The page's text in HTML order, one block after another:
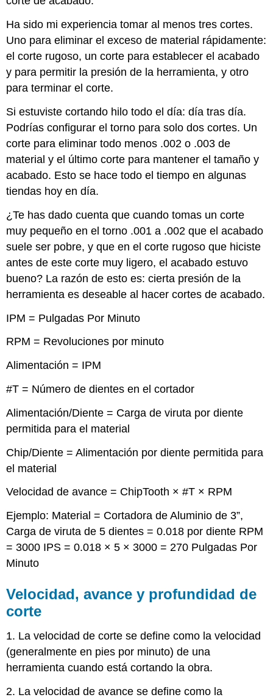
Ha sido mi experiencia tomar al menos tres cortes.
Uno para eliminar el exceso de material rápidamente:
el corte rugoso, un corte para establecer el acabado
y para permitir la presión de la herramienta, y otro
para terminar el corte.
Si estuviste cortando hilo todo el día: día tras día.
Podrías configurar el torno para solo dos cortes. Un
corte para eliminar todo menos .002 o .003 de
material y el último corte para mantener el tamaño y
acabado. Esto se hace todo el tiempo en algunas
tiendas hoy en día.
¿Te has dado cuenta que cuando tomas un corte
muy pequeño en el torno .001 a .002 que el acabado
suele ser pobre, y que en el corte rugoso que hiciste
antes de este corte muy ligero, el acabado estuvo
bueno? La razón de esto es: cierta presión de la
herramienta es deseable al hacer cortes de acabado.
IPM = Pulgadas Por Minuto
RPM = Revoluciones por minuto
Alimentación = IPM
#T = Número de dientes en el cortador
Alimentación/Diente = Carga de viruta por diente
permitida para el material
Chip/Diente = Alimentación por diente permitida para
el material
Velocidad de avance = ChipTooth × #T × RPM
Ejemplo: Material = Cortadora de Aluminio de 3”,
Carga de viruta de 5 dientes = 0.018 por diente RPM
= 3000 IPS = 0.018 × 5 × 3000 = 270 Pulgadas Por
Minuto
Velocidad, avance y profundidad de
corte
1. La velocidad de corte se define como la velocidad
(generalmente en pies por minuto) de una
herramienta cuando está cortando la obra.
2. La velocidad de avance se define como la